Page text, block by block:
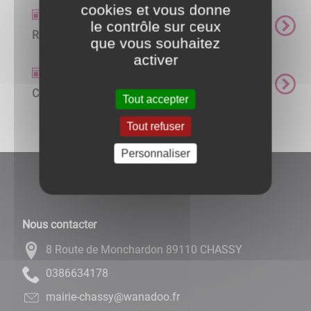
Actualités
Repas tête de veau
Concert
Nous contacter
8 Route de Monchardon 89110 CHASSY
8714366830
rf.oodanaw@yssahc-eiriam
cookies et vous donne
le contrôle sur ceux
que vous souhaitez
activer
Tout accepter
Tout refuser
Personnaliser